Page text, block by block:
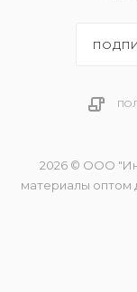
2026 © ООО
материалы оптом